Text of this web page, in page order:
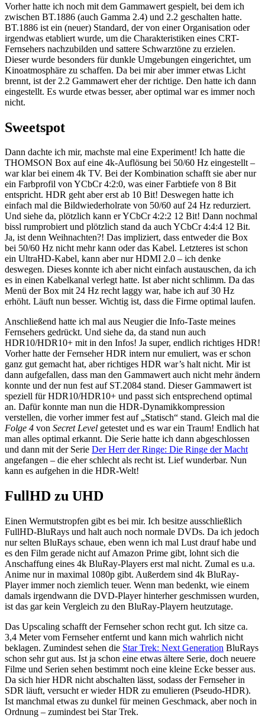
Vorher hatte ich noch mit dem Gammawert gespielt, bei dem ich
zwischen BT.1886 (auch Gamma 2.4) und 2.2 geschalten hatte.
BT.1886 ist ein (neuer) Standard, der von einer Organisation oder
irgendwas etabliert wurde, um die Charakteristiken eines CRT-
Fernsehers nachzubilden und sattere Schwarztöne zu erzielen.
Dieser wurde besonders für dunkle Umgebungen eingerichtet, um
Kinoatmosphäre zu schaffen. Da bei mir aber immer etwas Licht
brennt, ist der 2.2 Gammawert eher der richtige. Den hatte ich dann
eingestellt. Es wurde etwas besser, aber optimal war es immer noch
nicht.
Sweetspot
Dann dachte ich mir, machste mal eine Experiment! Ich hatte die
THOMSON Box auf eine 4k-Auflösung bei 50/60 Hz eingestellt –
war klar bei einem 4k TV. Bei der Kombination schafft sie aber nur
ein Farbprofil von YCbCr 4:2:0, was einer Farbtiefe von 8 Bit
entspricht. HDR geht aber erst ab 10 Bit! Deswegen hatte ich
einfach mal die Bildwiederholrate von 50/60 auf 24 Hz redurziert.
Und siehe da, plötzlich kann er YCbCr 4:2:2 12 Bit! Dann nochmal
bissl rumprobiert und plötzlich stand da auch YCbCr 4:4:4 12 Bit.
Ja, ist denn Weihnachten?! Das impliziert, dass entweder die Box
bei 50/60 Hz nicht mehr kann oder das Kabel. Letzteres ist schon
ein UltraHD-Kabel, kann aber nur HDMI 2.0 – ich denke
deswegen. Dieses konnte ich aber nicht einfach austauschen, da ich
es in einen Kabelkanal verlegt hatte. Ist aber nicht schlimm. Da das
Menü der Box mit 24 Hz recht laggy war, habe ich auf 30 Hz
erhöht. Läuft nun besser. Wichtig ist, dass die Firme optimal laufen.
Anschließend hatte ich mal aus Neugier die Info-Taste meines
Fernsehers gedrückt. Und siehe da, da stand nun auch
HDR10/HDR10+ mit in den Infos! Ja super, endlich richtiges HDR!
Vorher hatte der Fernseher HDR intern nur emuliert, was er schon
ganz gut gemacht hat, aber richtiges HDR war’s halt nicht. Mir ist
dann aufgefallen, dass man den Gammawert auch nicht mehr ändern
konnte und der nun fest auf ST.2084 stand. Dieser Gammawert ist
speziell für HDR10/HDR10+ und passt sich entsprechend optimal
an. Dafür konnte man nun die HDR-Dynamikkompression
verstellen, die vorher immer fest auf „Statisch“ stand. Gleich mal die
Folge 4 von Secret Level getestet und es war ein Traum! Endlich hat
man alles optimal erkannt. Die Serie hatte ich dann abgeschlossen
und dann mit der Serie Der Herr der Ringe: Die Ringe der Macht
angefangen – die eher schlecht als recht ist. Lief wunderbar. Nun
kann es aufgehen in die HDR-Welt!
FullHD zu UHD
Einen Wermutstropfen gibt es bei mir. Ich besitze ausschließlich
FullHD-BluRays und halt auch noch normale DVDs. Da ich jedoch
nur selten BluRays schaue, eben wenn ich mal Lust drauf habe und
es den Film gerade nicht auf Amazon Prime gibt, lohnt sich die
Anschaffung eines 4k BluRay-Players erst mal nicht. Zumal es u.a.
Anime nur in maximal 1080p gibt. Außerdem sind 4k BluRay-
Player immer noch ziemlich teuer. Wenn man bedenkt, wie einem
damals irgendwann die DVD-Player hinterher geschmissen wurden,
ist das gar kein Vergleich zu den BluRay-Playern heutzutage.
Das Upscaling schafft der Fernseher schon recht gut. Ich sitze ca.
3,4 Meter vom Fernseher entfernt und kann mich wahrlich nicht
beklagen. Zumindest sehen die Star Trek: Next Generation BluRays
schon sehr gut aus. Ist ja schon eine etwas ältere Serie, doch neuere
Filme und Serien sehen bestimmt noch eine kleine Ecke besser aus.
Da sich hier HDR nicht abschalten lässt, sodass der Fernseher in
SDR läuft, versucht er wieder HDR zu emulieren (Pseudo-HDR).
Ist manchmal etwas zu dunkel für meinen Geschmack, aber noch in
Ordnung – zumindest bei Star Trek.